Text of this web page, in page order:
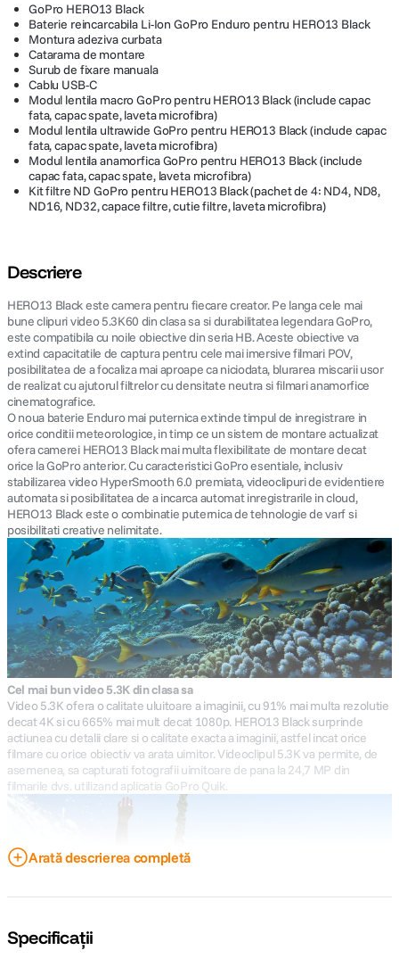
GoPro HERO13 Black
Baterie reincarcabila Li-Ion GoPro Enduro pentru HERO13 Black
Montura adeziva curbata
Catarama de montare
Surub de fixare manuala
Cablu USB-C
Modul lentila macro GoPro pentru HERO13 Black (include capac
fata, capac spate, laveta microfibra)
Modul lentila ultrawide GoPro pentru HERO13 Black (include capac
fata, capac spate, laveta microfibra)
Modul lentila anamorfica GoPro pentru HERO13 Black (include
capac fata, capac spate, laveta microfibra)
Kit filtre ND GoPro pentru HERO13 Black (pachet de 4: ND4, ND8,
ND16, ND32, capace filtre, cutie filtre, laveta microfibra)
Descriere
HERO13 Black este camera pentru fiecare creator. Pe langa cele mai
bune clipuri video 5.3K60 din clasa sa si durabilitatea legendara GoPro,
este compatibila cu noile obiective din seria HB. Aceste obiective va
extind capacitatile de captura pentru cele mai imersive filmari POV,
posibilitatea de a focaliza mai aproape ca niciodata, blurarea miscarii usor
de realizat cu ajutorul filtrelor cu densitate neutra si filmari anamorfice
cinematografice.
O noua baterie Enduro mai puternica extinde timpul de inregistrare in
orice conditii meteorologice, in timp ce un sistem de montare actualizat
ofera camerei HERO13 Black mai multa flexibilitate de montare decat
orice la GoPro anterior. Cu caracteristici GoPro esentiale, inclusiv
stabilizarea video HyperSmooth 6.0 premiata, videoclipuri de evidentiere
automata si posibilitatea de a incarca automat inregistrarile in cloud,
HERO13 Black este o combinatie puternica de tehnologie de varf si
posibilitati creative nelimitate.
Cel mai bun video 5.3K din clasa sa
Video 5.3K ofera o calitate uluitoare a imaginii, cu 91% mai multa rezolutie
decat 4K si cu 665% mai mult decat 1080p. HERO13 Black surprinde
actiunea cu detalii clare si o calitate exacta a imaginii, astfel incat orice
filmare cu orice obiectiv va arata uimitor. Videoclipul 5.3K va permite, de
asemenea, sa capturati fotografii uimitoare de pana la 24,7 MP din
filmarile dvs. utilizand aplicatia GoPro Quik.
Arată descrierea completă
Specificații